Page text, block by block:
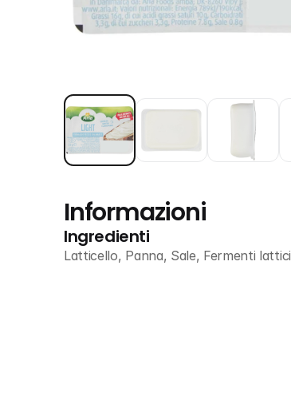
Informazioni
Ingredienti
Latticello, Panna, Sale, Fermenti lattici